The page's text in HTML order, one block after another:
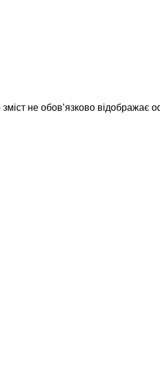
не обов’язково відображає